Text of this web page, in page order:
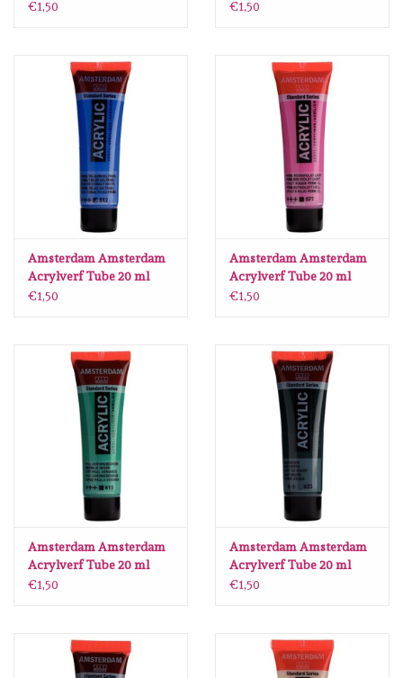
Permanentrood Purper
€1,50
Van Dijckbruin 403
€1,50
Amsterdam Amsterdam
Acrylverf Tube 20 ml
Kobaltblauw Ultramarijn
€1,50
Amsterdam Amsterdam
Acrylverf Tube 20 ml
Permanentroodviolet
€1,50
Amsterdam Amsterdam
Acrylverf Tube 20 ml
Paul Veronesegroen 615
€1,50
Amsterdam Amsterdam
Acrylverf Tube 20 ml
Sapgroen 623
€1,50